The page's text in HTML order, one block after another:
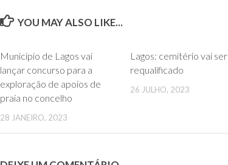
YOU MAY ALSO LIKE...
Município de Lagos vai
lançar concurso para a
exploração de apoios de
praia no concelho
28 JANEIRO, 2023
Lagos: cemitério vai ser
requalificado
26 JULHO, 2023